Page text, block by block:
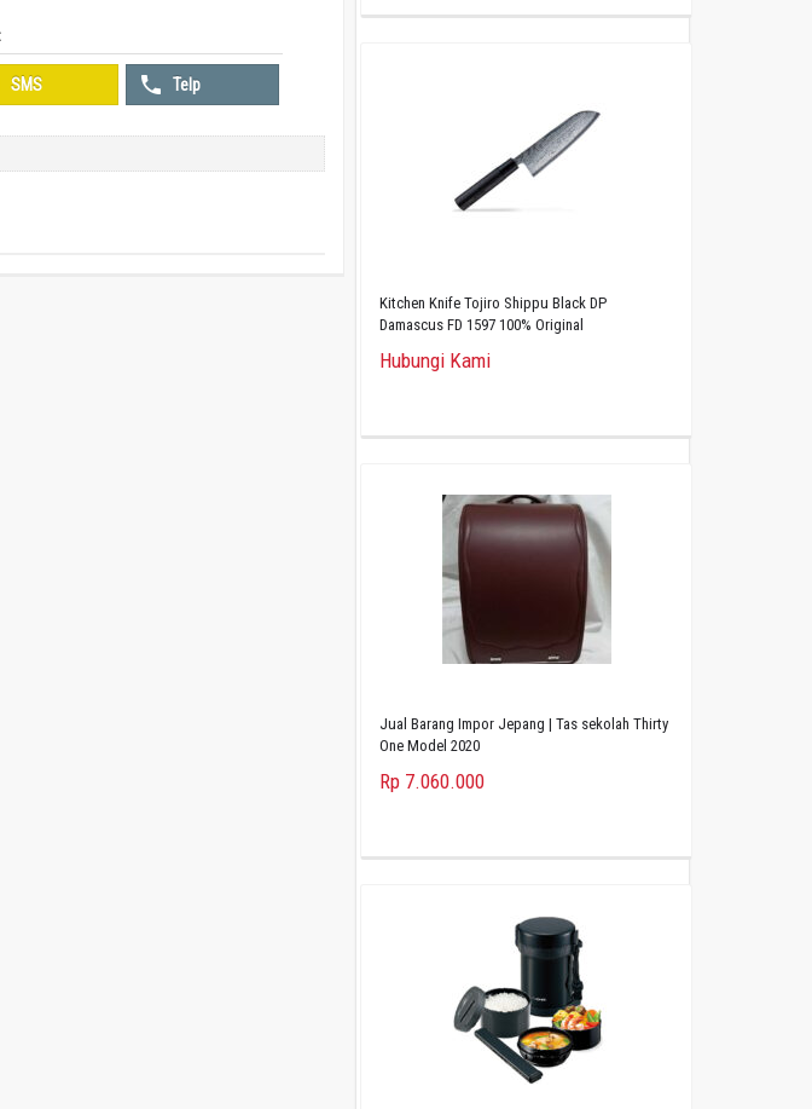
SMS Telp
Kitchen Knife Tojiro Shippu Black DP
Damascus FD 1597 100% Original
Hubungi Kami
Jual Barang Impor Jepang | Tas sekolah Thirty
One Model 2020
Rp 7.060.000